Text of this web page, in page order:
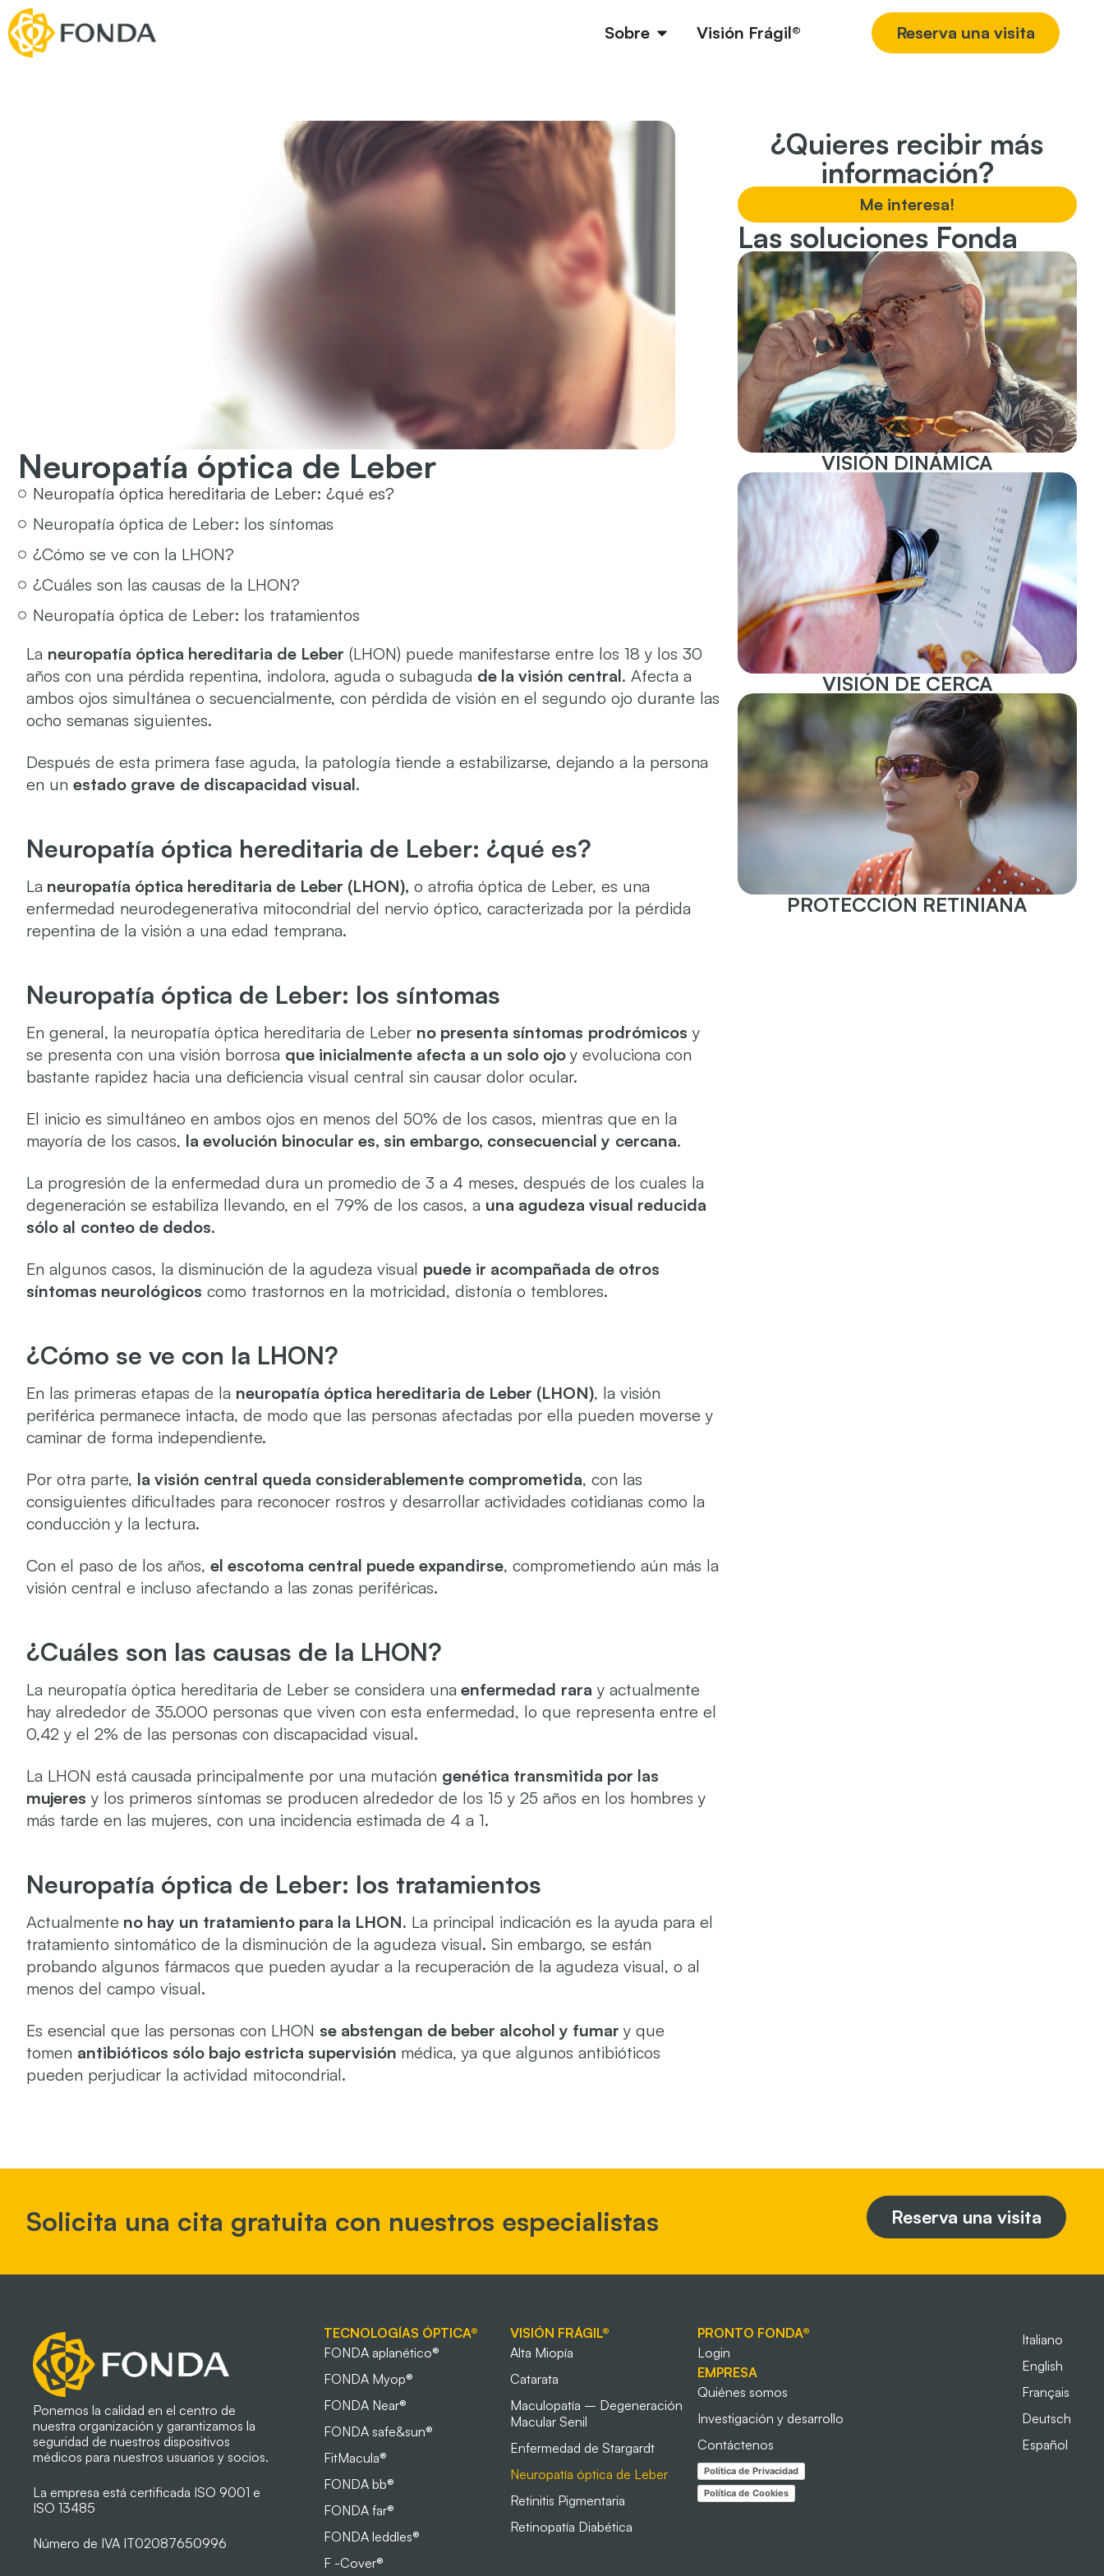
Sobre Visión Frágil® Reserva una visita
Neuropatía óptica de Leber
Neuropatía óptica hereditaria de Leber: ¿qué es?
Neuropatía óptica de Leber: los síntomas
¿Cómo se ve con la LHON?
¿Cuáles son las causas de la LHON?
Neuropatía óptica de Leber: los tratamientos
La neuropatía óptica hereditaria de Leber (LHON) puede manifestarse entre los 18 y los 30
años con una pérdida repentina, indolora, aguda o subaguda de la visión central. Afecta a
ambos ojos simultánea o secuencialmente, con pérdida de visión en el segundo ojo durante las
ocho semanas siguientes.
Después de esta primera fase aguda, la patología tiende a estabilizarse, dejando a la persona
en un estado grave de discapacidad visual.
Neuropatía óptica hereditaria de Leber: ¿qué es?
La neuropatía óptica hereditaria de Leber (LHON), o atrofia óptica de Leber, es una
enfermedad neurodegenerativa mitocondrial del nervio óptico, caracterizada por la pérdida
repentina de la visión a una edad temprana.
Neuropatía óptica de Leber: los síntomas
En general, la neuropatía óptica hereditaria de Leber no presenta síntomas prodrómicos y
se presenta con una visión borrosa que inicialmente afecta a un solo ojo y evoluciona con
bastante rapidez hacia una deficiencia visual central sin causar dolor ocular.
El inicio es simultáneo en ambos ojos en menos del 50% de los casos, mientras que en la
mayoría de los casos, la evolución binocular es, sin embargo, consecuencial y cercana.
La progresión de la enfermedad dura un promedio de 3 a 4 meses, después de los cuales la
degeneración se estabiliza llevando, en el 79% de los casos, a una agudeza visual reducida
sólo al conteo de dedos.
En algunos casos, la disminución de la agudeza visual puede ir acompañada de otros
síntomas neurológicos como trastornos en la motricidad, distonía o temblores.
¿Cómo se ve con la LHON?
En las primeras etapas de la neuropatía óptica hereditaria de Leber (LHON), la visión
periférica permanece intacta, de modo que las personas afectadas por ella pueden moverse y
caminar de forma independiente.
Por otra parte, la visión central queda considerablemente comprometida, con las
consiguientes dificultades para reconocer rostros y desarrollar actividades cotidianas como la
conducción y la lectura.
Con el paso de los años, el escotoma central puede expandirse, comprometiendo aún más la
visión central e incluso afectando a las zonas periféricas.
¿Cuáles son las causas de la LHON?
La neuropatía óptica hereditaria de Leber se considera una enfermedad rara y actualmente
hay alrededor de 35.000 personas que viven con esta enfermedad, lo que representa entre el
0,42 y el 2% de las personas con discapacidad visual.
La LHON está causada principalmente por una mutación genética transmitida por las
mujeres y los primeros síntomas se producen alrededor de los 15 y 25 años en los hombres y
más tarde en las mujeres, con una incidencia estimada de 4 a 1.
Neuropatía óptica de Leber: los tratamientos
Actualmente no hay un tratamiento para la LHON. La principal indicación es la ayuda para el
tratamiento sintomático de la disminución de la agudeza visual. Sin embargo, se están
probando algunos fármacos que pueden ayudar a la recuperación de la agudeza visual, o al
menos del campo visual.
Es esencial que las personas con LHON se abstengan de beber alcohol y fumar y que
tomen antibióticos sólo bajo estricta supervisión médica, ya que algunos antibióticos
pueden perjudicar la actividad mitocondrial.
¿Quieres recibir más
información?
Me interesa!
Las soluciones Fonda
VISIÓN DINÁMICA
VISIÓN DE CERCA
PROTECCIÓN RETINIANA
Solicita una cita gratuita con nuestros especialistas Reserva una visita
Ponemos la calidad en el centro de
nuestra organización y garantizamos la
seguridad de nuestros dispositivos
médicos para nuestros usuarios y socios.
La empresa está certificada ISO 9001 e
ISO 13485
Número de IVA IT02087650996
TECNOLOGÍAS ÓPTICA®
FONDA aplanético®
FONDA Myop®
FONDA Near®
FONDA safe&sun®
FitMacula®
FONDA bb®
FONDA far®
FONDA leddles®
F -Cover®
VISIÓN FRÁGIL®
Alta Miopía
Catarata
Maculopatía – Degeneración
Macular Senil
Enfermedad de Stargardt
Neuropatía óptica de Leber
Retinitis Pigmentaria
Retinopatía Diabética
PRONTO FONDA®
Login
EMPRESA
Quiénes somos
Investigación y desarrollo
Contáctenos
Política de Privacidad
Política de Cookies
Italiano
English
Français
Deutsch
Español